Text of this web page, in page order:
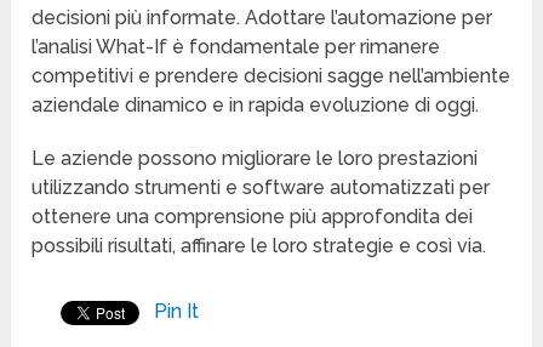
decisioni più informate. Adottare l’automazione per
l’analisi What-If è fondamentale per rimanere
competitivi e prendere decisioni sagge nell’ambiente
aziendale dinamico e in rapida evoluzione di oggi.
Le aziende possono migliorare le loro prestazioni
utilizzando strumenti e software automatizzati per
ottenere una comprensione più approfondita dei
possibili risultati, affinare le loro strategie e così via.
Pin It